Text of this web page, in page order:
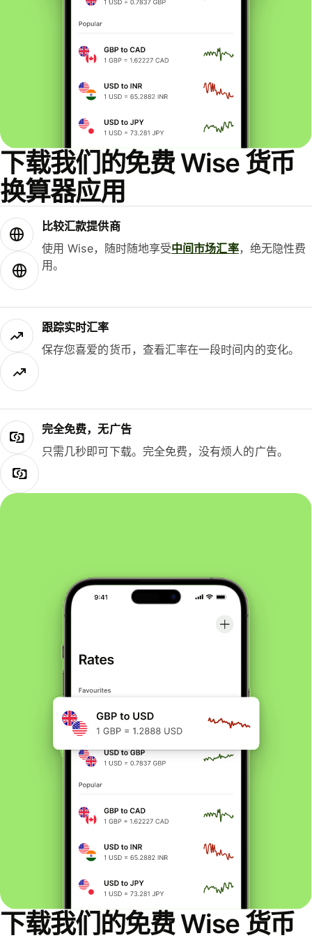
下载我们的免费 Wise 货币
换算器应用
比较汇款提供商
使用 Wise，随时随地享受中间市场汇率，绝无隐性费
用。
跟踪实时汇率
保存您喜爱的货币，查看汇率在一段时间内的变化。
完全免费，无广告
只需几秒即可下载。完全免费，没有烦人的广告。
下载我们的免费 Wise 货币